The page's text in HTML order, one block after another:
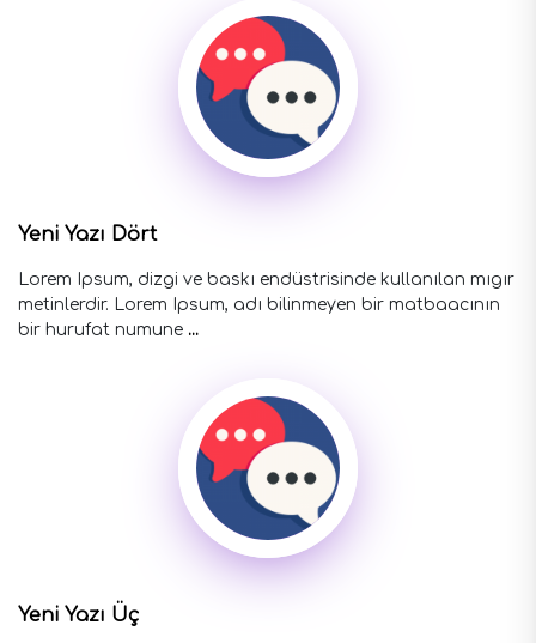
Yeni Yazı Dört
Lorem Ipsum, dizgi ve baskı endüstrisinde kullanılan mıgır
metinlerdir. Lorem Ipsum, adı bilinmeyen bir matbaacının
bir hurufat numune ...
Yeni Yazı Üç